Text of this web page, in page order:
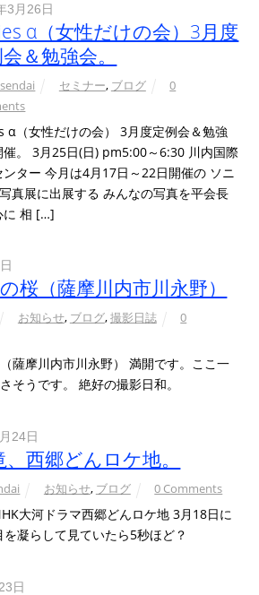
3月26日
α（女性だけの会）3月度
＆勉強会。
セミナー, ブログ
0
α（女性だけの会） 3月度定例会＆勉強
催。 3月25日(日) pm5:00～6:30 川内国際
ンター 今月は4月17日～22日開催の ソニ
真展に出展する みんなの写真を平会長
に 相 […]
桜（薩摩川内市川永野）
お知らせ, ブログ,撮影日誌
0
薩摩川内市川永野） 満開です。ここ一
そうです。 絶好の撮影日和。
24日
西郷どんロケ地。
お知らせ, ブログ 0 Comments
大河ドラマ西郷どんロケ地 3月18日に
を凝らして見ていたら5秒ほど？
日